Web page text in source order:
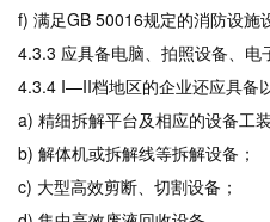
f) 满足GB 50016规定的消防设施
4.3.3 应具备电脑、拍照设备、电
4.3.4 I—II档地区的企业还应具备
a) 精细拆解平台及相应的设备工装
b) 解体机或拆解线等拆解设备；
c) 大型高效剪断、切割设备；